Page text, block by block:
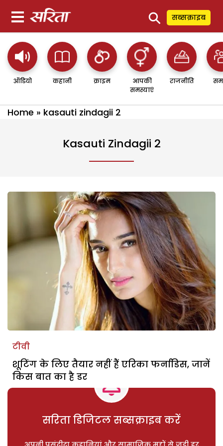
⚲ सब्सक्राइब
ऑडियो कहानी क्राइम
आपकी
समस्याएं
राजनीति
Home » kasauti zindagii 2
Kasauti Zindagii 2
टीवी
शूटिंग के लिए तैयार नहीं हैं एरिका फर्नाडिस, जानें
किस बात का है डर
सरिता डिजिटल सब्सक्राइब करें